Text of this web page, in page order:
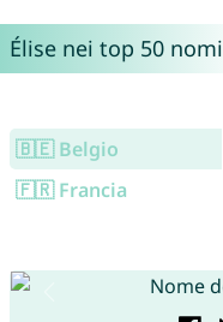
Élise nei top 50 nomi
🇧🇪 Belgio
🇫🇷 Francia